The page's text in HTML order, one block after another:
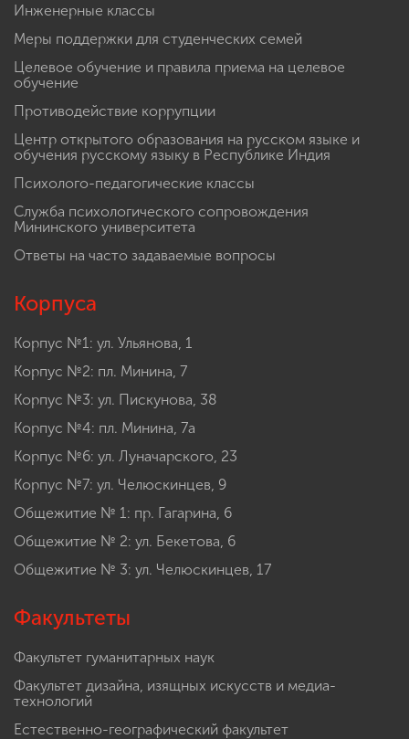
Инженерные классы
Меры поддержки для студенческих семей
Целевое обучение и правила приема на целевое
обучение
Противодействие коррупции
Центр открытого образования на русском языке и
обучения русскому языку в Республике Индия
Психолого-педагогические классы
Служба психологического сопровождения
Мининского университета
Ответы на часто задаваемые вопросы
Корпуса
Корпус №1: ул. Ульянова, 1
Корпус №2: пл. Минина, 7
Корпус №3: ул. Пискунова, 38
Корпус №4: пл. Минина, 7а
Корпус №6: ул. Луначарского, 23
Корпус №7: ул. Челюскинцев, 9
Общежитие № 1: пр. Гагарина, 6
Общежитие № 2: ул. Бекетова, 6
Общежитие № 3: ул. Челюскинцев, 17
Факультеты
Факультет гуманитарных наук
Факультет дизайна, изящных искусств и медиа-
технологий
Естественно-географический факультет